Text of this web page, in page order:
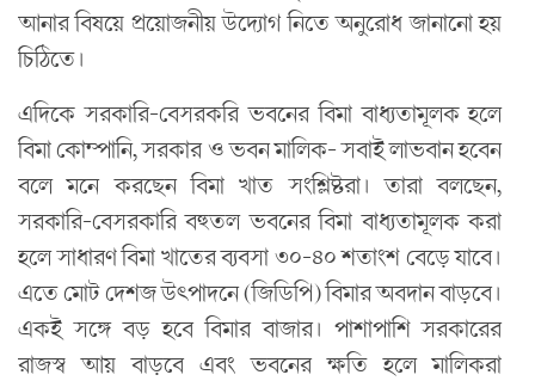
আনার বিষয়ে প্রয়োজনীয় উদ্যোগ নিতে অনুরোধ জানানো হয়
চিঠিতে।
এদিকে সরকারি-বেসরকরি ভবনের বিমা বাধ্যতামূলক হলে
বিমা কোম্পানি, সরকার ও ভবন মালিক- সবাই লাভবান হবেন
বলে মনে করছেন বিমা খাত সংশ্লিষ্টরা। তারা বলছেন,
সরকারি-বেসরকারি বহুতল ভবনের বিমা বাধ্যতামূলক করা
হলে সাধারণ বিমা খাতের ব্যবসা ৩০-৪০ শতাংশ বেড়ে যাবে।
এতে মোট দেশজ উৎপাদনে (জিডিপি) বিমার অবদান বাড়বে।
একই সঙ্গে বড় হবে বিমার বাজার। পাশাপাশি সরকারের
রাজস্ব আয় বাড়বে এবং ভবনের ক্ষতি হলে মালিকরা